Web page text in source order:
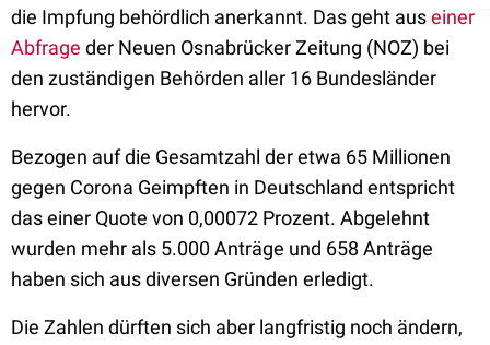
die Impfung behördlich anerkannt. Das geht auseiner
Abfrage der Neuen Osnabrücker Zeitung (NOZ) bei
den zuständigen Behörden aller 16 Bundesländer
hervor.
Bezogen auf die Gesamtzahl der etwa 65 Millionen
gegen Corona Geimpften in Deutschland entspricht
das einer Quote von 0,00072 Prozent. Abgelehnt
wurden mehr als 5.000 Anträge und 658 Anträge
haben sich aus diversen Gründen erledigt.
Die Zahlen dürften sich aber langfristig noch ändern,